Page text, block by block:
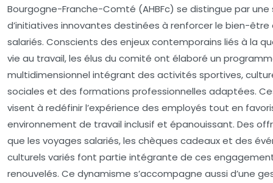
Bourgogne-Franche-Comté (AHBFc) se distingue par une
d’initiatives innovantes destinées à renforcer le bien-être
salariés. Conscients des enjeux contemporains liés à la
vie au travail, les élus du comité ont élaboré un
multidimensionnel intégrant des activités sportives,
sociales et des formations professionnelles adaptées.
visent à redéfinir l’expérience des employés tout en
environnement de travail inclusif et épanouissant. Des
que les voyages salariés, les chèques cadeaux et des
culturels variés font partie intégrante de ces
renouvelés. Ce dynamisme s’accompagne aussi d’une